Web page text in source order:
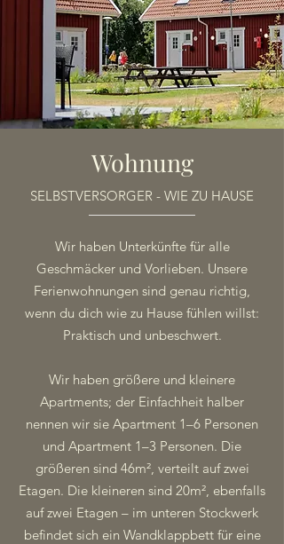
Wohnung
SELBSTVERSORGER - WIE ZU HAUSE
Wir haben Unterkünfte für alle
Geschmäcker und Vorlieben. Unsere
Ferienwohnungen sind genau richtig,
wenn du dich wie zu Hause fühlen willst:
Praktisch und unbeschwert.
Wir haben größere und kleinere
Apartments; der Einfachheit halber
nennen wir sie Apartment 1–6 Personen
und Apartment 1–3 Personen. Die
größeren sind 46m², verteilt auf zwei
Etagen. Die kleineren sind 20m², ebenfalls
auf zwei Etagen – im unteren Stockwerk
befindet sich ein Wandklappbett für eine